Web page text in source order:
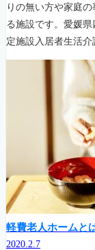
りの無い方や家庭
る施設です。愛媛
定施設入居者生活介
軽費老人ホームと
2020.2.7